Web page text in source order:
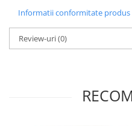
Informatii conformitate produs
Review-uri(0)